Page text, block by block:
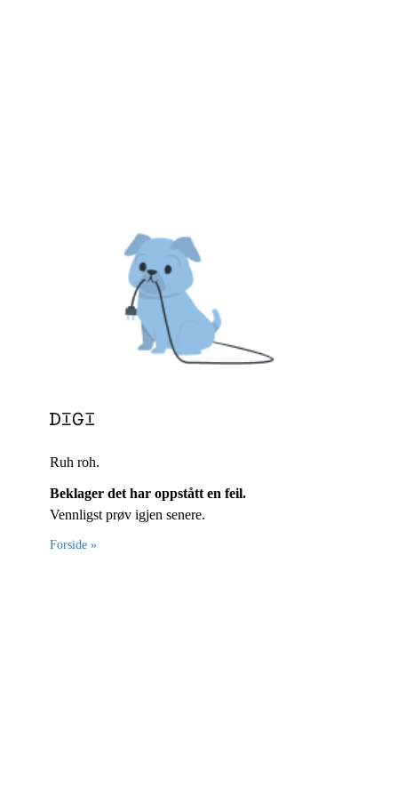
Ruh roh.
Beklager det har oppstått en feil.
Vennligst prøv igjen senere.
Forside »